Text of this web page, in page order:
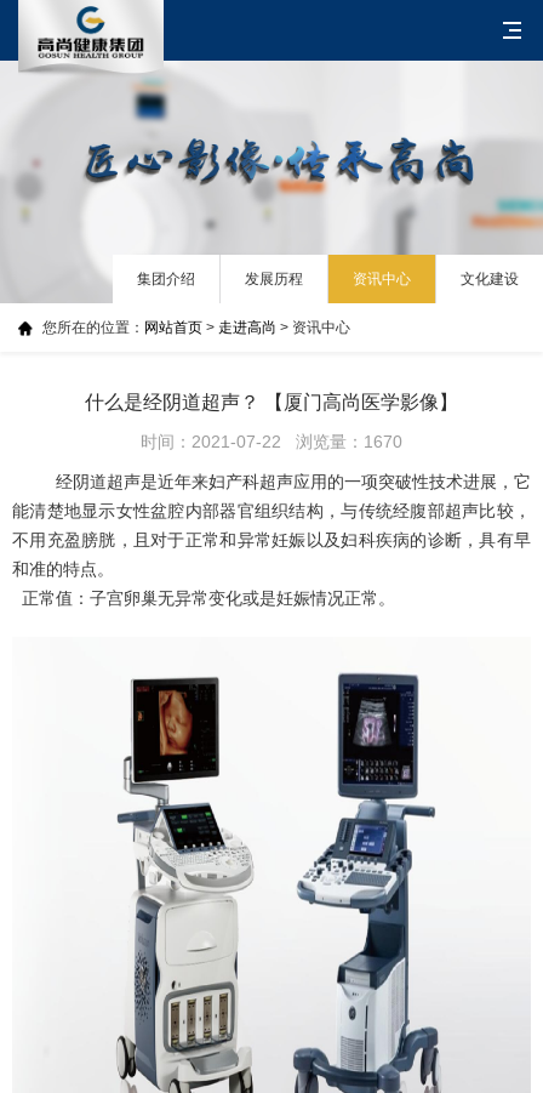
您所在的位置： 网站首页 > 走进高尚 > 资讯中心
集团介绍 发展历程 资讯中心 文化建设
什么是经阴道超声？ 【厦门高尚医学影像】
时间：2021-07-22 浏览量：1670
经阴道超声是近年来妇产科超声应用的一项突破性技术进展，它
能清楚地显示女性盆腔内部器官组织结构，与传统经腹部超声比较，
不用充盈膀胱，且对于正常和异常妊娠以及妇科疾病的诊断，具有早
和准的特点。
正常值：子宫卵巢无异常变化或是妊娠情况正常。